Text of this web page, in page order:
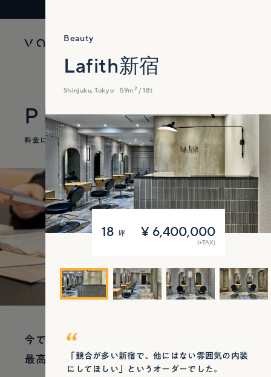
PRICE
料金について
今できる、
最高の空間を。
Beauty
Lafith新宿
Shinjuku, Tokyo 59m2 / 18t
18 坪 ¥ 6,400,000
「競合が多い新宿で、他にはない雰囲気の内装
にしてほしい」というオーダーでした。